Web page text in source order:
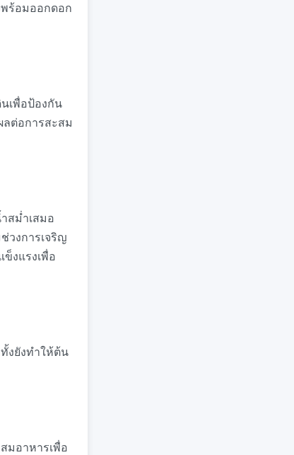
ร้อมออกดอก
เพื่อป้องกัน
ลต่อการสะสม
สม่ำเสมอ
วงการเจริญ
งแรงเพื่อ
งยังทำให้ต้น
มอาหารเพื่อ